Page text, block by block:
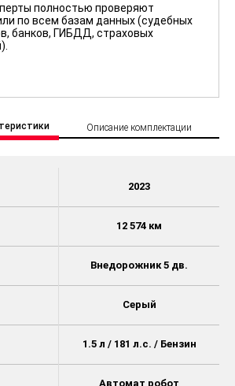
полностью проверяют
по всем базам данных (судебных
банков, ГИБДД, страховых
Описание комплектации
2023
12 574 км
Внедорожник 5 дв.
Серый
1.5 л / 181 л.с. / Бензин
Автомат робот